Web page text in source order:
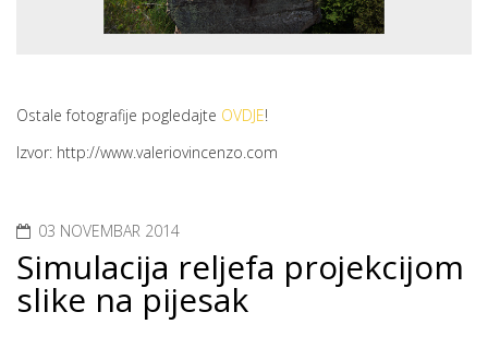
Ostale fotografije pogledajte OVDJE!
Izvor: http://www.valeriovincenzo.com
03 NOVEMBAR 2014
Simulacija reljefa projekcijom
slike na pijesak